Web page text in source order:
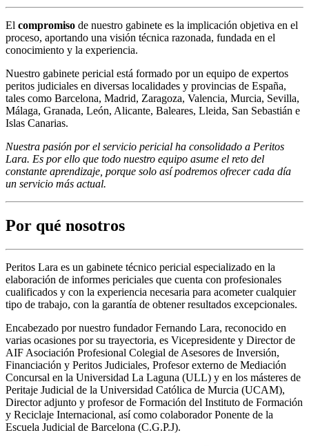
El compromiso de nuestro gabinete es la implicación objetiva en el
proceso, aportando una visión técnica razonada, fundada en el
conocimiento y la experiencia.
Nuestro gabinete pericial está formado por un equipo de expertos
peritos judiciales en diversas localidades y provincias de España,
tales como Barcelona, Madrid, Zaragoza, Valencia, Murcia, Sevilla,
Málaga, Granada, León, Alicante, Baleares, Lleida, San Sebastián e
Islas Canarias.
Nuestra pasión por el servicio pericial ha consolidado a Peritos
Lara. Es por ello que todo nuestro equipo asume el reto del
constante aprendizaje, porque solo así podremos ofrecer cada día
un servicio más actual.
Por qué nosotros
Peritos Lara es un gabinete técnico pericial especializado en la
elaboración de informes periciales que cuenta con profesionales
cualificados y con la experiencia necesaria para acometer cualquier
tipo de trabajo, con la garantía de obtener resultados excepcionales.
Encabezado por nuestro fundador Fernando Lara, reconocido en
varias ocasiones por su trayectoria, es Vicepresidente y Director de
AIF Asociación Profesional Colegial de Asesores de Inversión,
Financiación y Peritos Judiciales, Profesor externo de Mediación
Concursal en la Universidad La Laguna (ULL) y en los másteres de
Peritaje Judicial de la Universidad Católica de Murcia (UCAM),
Director adjunto y profesor de Formación del Instituto de Formación
y Reciclaje Internacional, así como colaborador Ponente de la
Escuela Judicial de Barcelona (C.G.P.J).